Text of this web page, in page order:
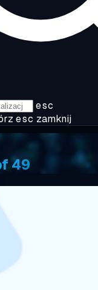
esc
esc zamknij
49